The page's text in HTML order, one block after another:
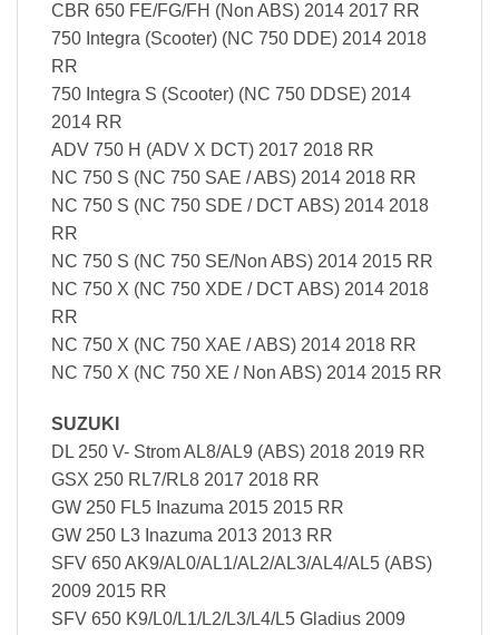
CBR 650 FE/FG/FH (Non ABS) 2014 2017 RR
750 Integra (Scooter) (NC 750 DDE) 2014 2018
RR
750 Integra S (Scooter) (NC 750 DDSE) 2014
2014 RR
ADV 750 H (ADV X DCT) 2017 2018 RR
NC 750 S (NC 750 SAE / ABS) 2014 2018 RR
NC 750 S (NC 750 SDE / DCT ABS) 2014 2018
RR
NC 750 S (NC 750 SE/Non ABS) 2014 2015 RR
NC 750 X (NC 750 XDE / DCT ABS) 2014 2018
RR
NC 750 X (NC 750 XAE / ABS) 2014 2018 RR
NC 750 X (NC 750 XE / Non ABS) 2014 2015 RR
SUZUKI
DL 250 V- Strom AL8/AL9 (ABS) 2018 2019 RR
GSX 250 RL7/RL8 2017 2018 RR
GW 250 FL5 Inazuma 2015 2015 RR
GW 250 L3 Inazuma 2013 2013 RR
SFV 650 AK9/AL0/AL1/AL2/AL3/AL4/AL5 (ABS)
2009 2015 RR
SFV 650 K9/L0/L1/L2/L3/L4/L5 Gladius 2009